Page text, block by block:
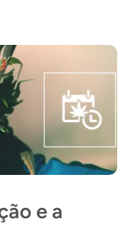
e a